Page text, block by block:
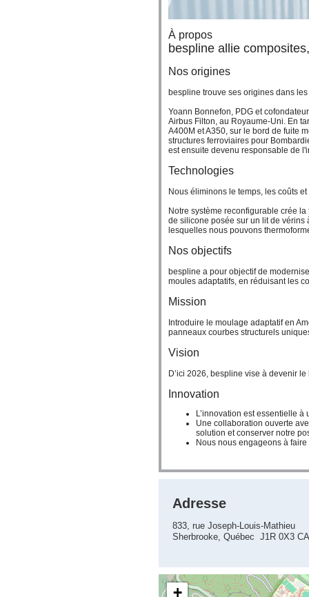
À propos
bespline allie
Nos origines
bespline trouve ses origines dans
Yoann Bonnefon, PDG et
Airbus Filton, au Royaume-Uni. En
A400M et A350, sur le bord de fuite
structures ferroviaires pour
est ensuite devenu responsable de
Technologies
Nous éliminons le temps, les coûts
Notre système reconfigurable crée
de silicone posée sur un lit de
lesquelles nous pouvons
Nos objectifs
bespline a pour objectif de
moules adaptatifs, en réduisant les
Mission
Introduire le moulage adaptatif en
panneaux courbes structurels
Vision
D’ici 2026, bespline vise à devenir
Innovation
L’innovation est essentielle
Une collaboration ouverte
solution et conserver notre
Nous nous engageons à
Adresse
833, rue Joseph-Louis-Mathieu
Sherbrooke, Québec J1R 0X3 CA
+